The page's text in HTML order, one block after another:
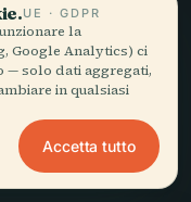
prezzi
UE · GDPR
la
Google Analytics) ci
— solo dati aggregati,
in qualsiasi
Accetta tutto